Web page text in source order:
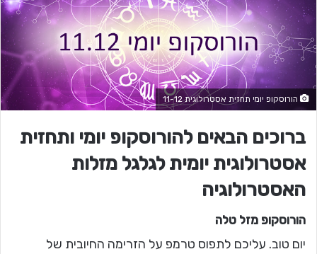
הורוסקופ יומי תחזית אסטרולוגית 11-12
ברוכים הבאים להורוסקופ יומי ותחזית
אסטרולוגית יומית לגלגל מזלות
האסטרולוגיה
הורוסקופ מזל טלה
יום טוב. עליכם לתפוס טרמפ על הזרימה החיובית של